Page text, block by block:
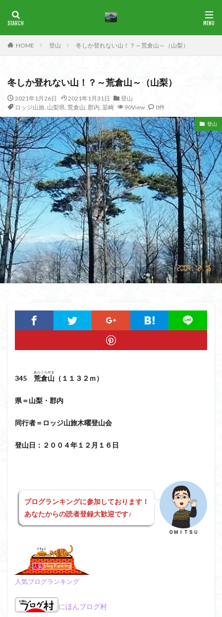
HOME 登山 冬しか登れない山！？～荒倉山～（山梨）
冬しか登れない山！？～荒倉山～（山梨）
2021年1月26日 2021年1月31日
登山
ロッジ山旅, 山梨県, 荒倉山, 郡内, 韮崎 90View 0件
登山
345 荒倉山
あらくらやま
（１１３２ｍ）
県＝山梨・郡内
同行者＝ロッジ山旅木曜登山会
登山日：２００４年１２月１６日
ブログランキングに参加しております！
あなたからの読者登録大歓迎です♪
ＯＭＩＴＳＵ
人気ブログランキング
にほんブログ村
カテゴリー
1965年 横尾山 津軽富士 津軽半島
津和野
洛北 沢登り 沖縄県
水沢山
歴史
武蔵御嶽神社 武蔵丘陵 武山
樹氷
榊山
流紋岩 楢抜山 森田山
棚山
桧枝岐
桐生市 桐の花 桃畑
桃源郷
根室海峡
栃木県 林道 松崎町
東近江市
東秩父
活火山 浅草 東京都
物見山
白山書房
登山 男山 甲賀
由比
猿橋
猿投山 猪狩神社
猪狩山
猪の鼻ガ岳
狸山 物語山 物見岩
燕岳
浅間山
熊野古道 焚火 滝
滋賀県
源流
源氏物語 湿原 湖東 湖北
湖
岸壁
岩殿山 岩根山 岩手県
岩宿の里
岐阜県
山火事 山椒 山梨県
山梨百名山
平尾山
富津市
富山県
平氏ヶ岳
月輪寺
月山 最高峰
日野町
日蓮宗総本山
愛宕山
恵那市
徳島県 御手洗神社 御嶽山
後蔵
白樺林
白鳥山 奥飛騨 近江富士
金精山
野鳥
郡内
遊亀池
逗子
身延山
足和田山
貫ヶ岳
西穂高口